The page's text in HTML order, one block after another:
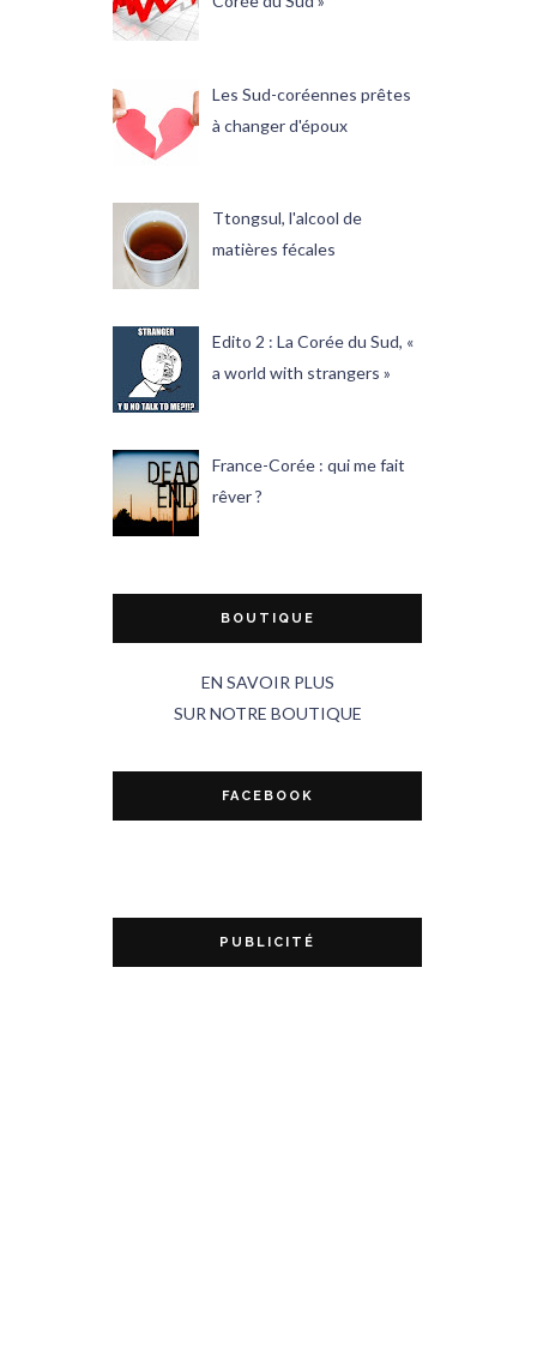
Les Sud-coréennes prêtes
à changer d'époux
Ttongsul, l'alcool de
matières fécales
Edito 2 : La Corée du Sud, «
a world with strangers »
France-Corée : qui me fait
rêver ?
BOUTIQUE
EN SAVOIR PLUS
SUR NOTRE BOUTIQUE
FACEBOOK
PUBLICITÉ